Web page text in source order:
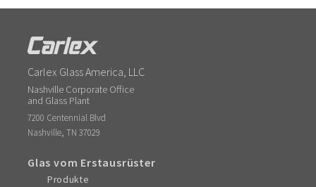
Carlex Glass America, LLC
Nashville Corporate Office
and Glass Plant
7200 Centennial Blvd
Nashville,TN 37029
Glas vom Erstausrüster
Produkte